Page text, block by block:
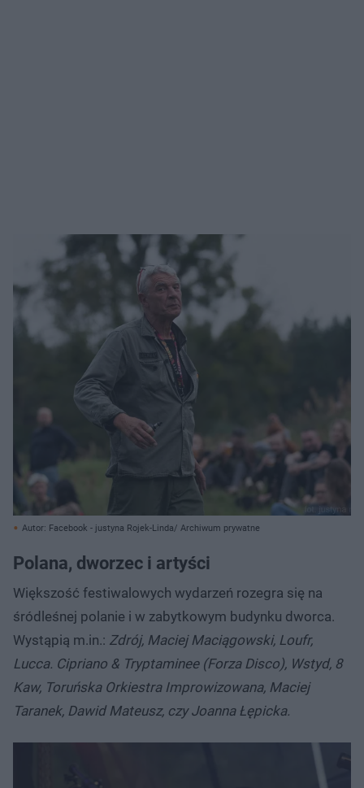
Autor: Facebook - justyna Rojek-Linda/ Archiwum prywatne
Polana, dworzec i artyści
Większość festiwalowych wydarzeń rozegra się na
śródleśnej polanie i w zabytkowym budynku dworca.
Wystąpią m.in.: Zdrój, Maciej Maciągowski, Loufr,
Lucca. Cipriano & Tryptaminee (Forza Disco), Wstyd, 8
Kaw, Toruńska Orkiestra Improwizowana, Maciej
Taranek, Dawid Mateusz, czy Joanna Łępicka.